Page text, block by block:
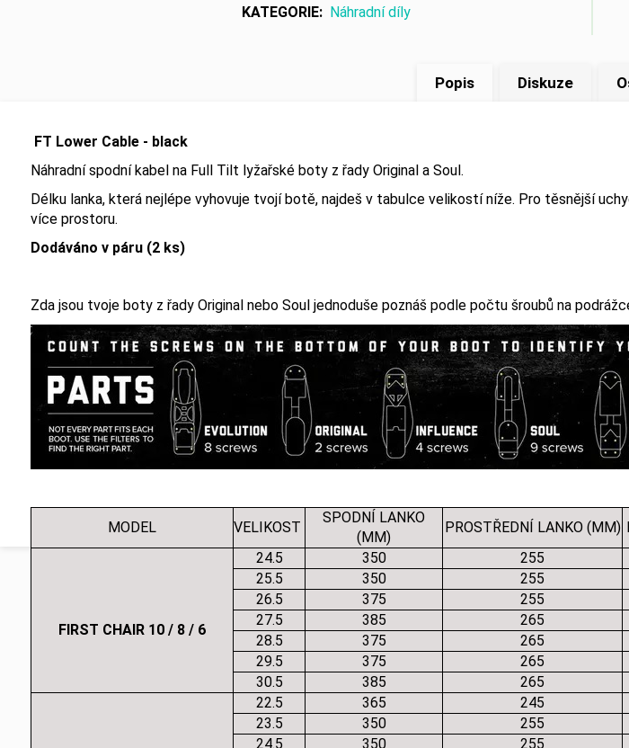
KATEGORIE: Náhradní díly
Popis Diskuze
FT Lower Cable - black
Náhradní spodní kabel na Full Tilt lyžařské boty z řady Original a Soul.
Délku lanka, která nejlépe vyhovuje tvojí botě, najdeš v tabulce velikostí níže. Pro těsnější
více prostoru.
Dodáváno v páru (2 ks)
Zda jsou tvoje boty z řady Original nebo Soul jednoduše poznáš podle počtu šroubů na
MODEL VELIKOST
SPODNÍ LANKO
(MM)
PROSTŘEDNÍ LANKO (MM)
FIRST CHAIR 10 / 8 / 6
24.5 350 255
25.5
350 255
26.5
375 255
27.5
385 265
28.5
375 265
29.5
375 265
30.5
385 265
22.5 365 245
23.5
350 255
24.5
350 255